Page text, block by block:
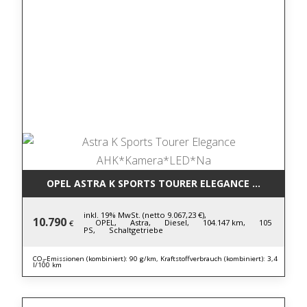
OPEL ASTRA K SPORTS TOURER ELEGANCE
10.790 €
inkl. 19% MwSt. (netto 9.067,23 €),
OPEL, Astra, Diesel, 104.147 km, 105
PS, Schaltgetriebe
CO₂-Emissionen (kombiniert): 90 g/km, Kraftstoffverbrauch (kombiniert): 3,4
l/100 km